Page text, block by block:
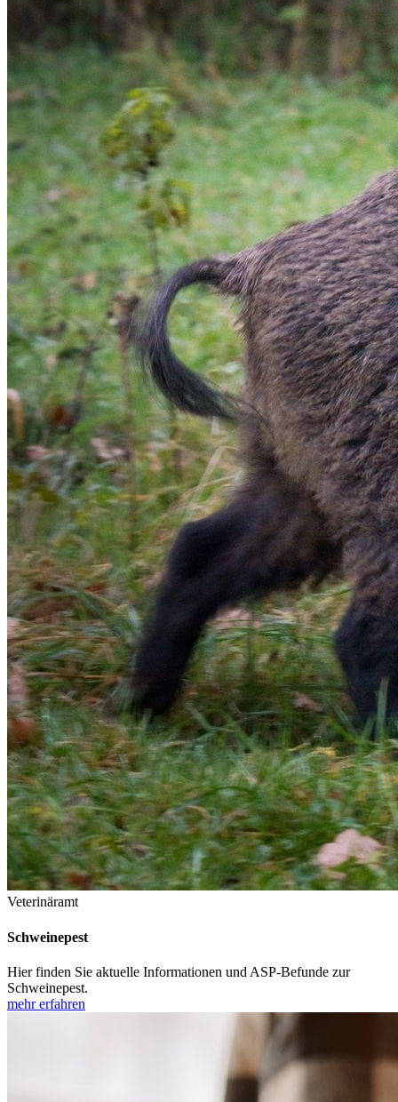
Veterinäramt
Schweinepest
Hier finden Sie aktuelle Informationen und ASP-Befunde zur
Schweinepest.
mehr erfahren